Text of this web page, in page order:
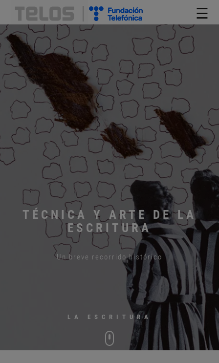
☰
TÉCNICA Y ARTE DE LA
ESCRITURA
Un breve recorrido histórico
LA ESCRITURA